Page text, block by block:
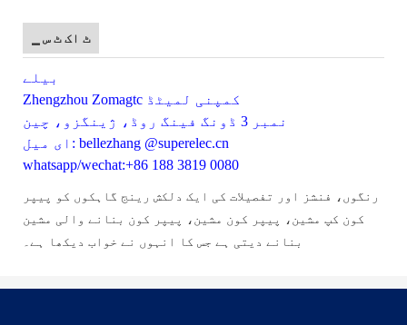
▁ ٹ اک ٹ س
بیلے
Zhengzhou Zomagtc کمپنی لمیٹڈ
نمبر 3 ڈونگ فینگ روڈ، ژینگزو، چین
ای میل: bellezhang @superelec.cn
whatsapp/wechat:+86 188 3819 0080
رنگوں، فنشز اور تفصیلات کی ایک دلکش رینج گاہکوں کو پیپر
کون کپ مشین، پیپر کون مشین، پیپر کون بنانے والی مشین
بنانے دیتی ہے جس کا انہوں نے خواب دیکھا ہے۔